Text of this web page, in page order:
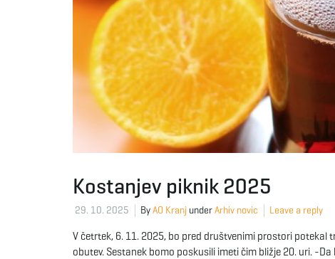
Kostanjev piknik 2025
29. 10. 2025 ByAO Kranj underArhiv novic Leave a reply
V četrtek, 6. 11. 2025, bo pred društvenimi prostori
obutev. Sestanek bomo poskusili imeti čim bližje 20. uri. -